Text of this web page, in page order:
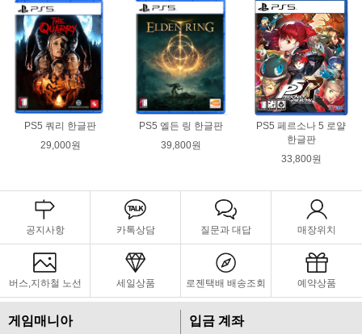
PS5 쿼리 한글판
29,000원
PS5 엘든 링 한글판
39,800원
PS5 페르소나 5 로얄
한글판
33,800원
공지사항 카톡상담 질문과 대답 매장위치
버스,지하철 노선 세일상품 로젠택배 배송조회 예약상품
게임매니아
입금 계좌